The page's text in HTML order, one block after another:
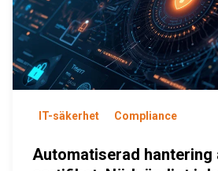
IT-säkerhet Compliance
Automatiserad hantering